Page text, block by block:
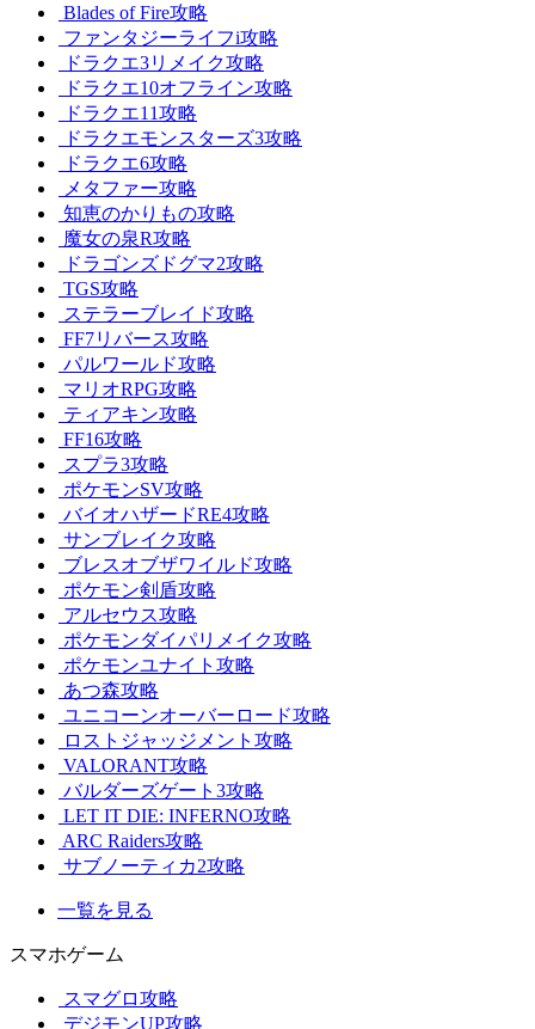
Blades of Fire攻略
ファンタジーライフi攻略
ドラクエ3リメイク攻略
ドラクエ10オフライン攻略
ドラクエ11攻略
ドラクエモンスターズ3攻略
ドラクエ6攻略
メタファー攻略
知恵のかりもの攻略
魔女の泉R攻略
ドラゴンズドグマ2攻略
TGS攻略
ステラーブレイド攻略
FF7リバース攻略
パルワールド攻略
マリオRPG攻略
ティアキン攻略
FF16攻略
スプラ3攻略
ポケモンSV攻略
バイオハザードRE4攻略
サンブレイク攻略
ブレスオブザワイルド攻略
ポケモン剣盾攻略
アルセウス攻略
ポケモンダイパリメイク攻略
ポケモンユナイト攻略
あつ森攻略
ユニコーンオーバーロード攻略
ロストジャッジメント攻略
VALORANT攻略
バルダーズゲート3攻略
LET IT DIE: INFERNO攻略
ARC Raiders攻略
サブノーティカ2攻略
一覧を見る
スマホゲーム
スマグロ攻略
デジモンUP攻略